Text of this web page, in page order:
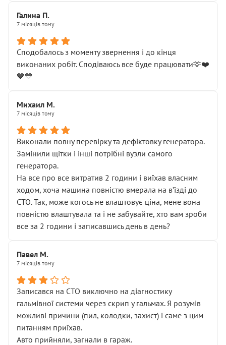
Галина П.
7 місяців тому
Сподобалось з моменту звернення і до кінця
виконаних робіт. Сподіваюсь все буде працювати🫶❤️
💙💛
Михаил М.
7 місяців тому
Виконали повну перевірку та дефіктовку генератора.
Замінили щітки і інші потрібні вузли самого
генератора.
На все про все витратив 2 години і виїхав власним
ходом, хоча машина повністю вмерала на вʼїзді до
СТО. Так, може когось не влаштовує ціна, мене вона
повністю влаштувала та і не забувайте, хто вам зроби
все за 2 години і записавшись день в день?
Павел М.
7 місяців тому
Записався на СТО виключно на діагностику
гальмівної системи через скрип у гальмах. Я розумів
можливі причини (пил, колодки, захист) і саме з цим
питанням приїхав.
Авто прийняли, загнали в гараж.